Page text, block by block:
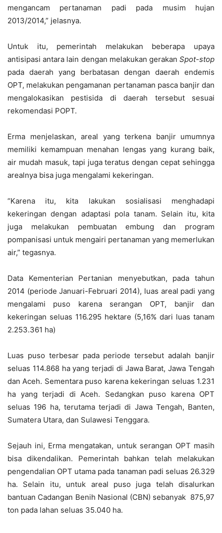
mengancam pertanaman padi pada musim hujan
2013/2014,” jelasnya.
Untuk itu, pemerintah melakukan beberapa upaya
antisipasi antara lain dengan melakukan gerakan Spot-stop
pada daerah yang berbatasan dengan daerah endemis
OPT, melakukan pengamanan pertanaman pasca banjir dan
mengalokasikan pestisida di daerah tersebut sesuai
rekomendasi POPT.
Erma menjelaskan, areal yang terkena banjir umumnya
memiliki kemampuan menahan lengas yang kurang baik,
air mudah masuk, tapi juga teratus dengan cepat sehingga
arealnya bisa juga mengalami kekeringan.
“Karena itu, kita lakukan sosialisasi menghadapi
kekeringan dengan adaptasi pola tanam. Selain itu, kita
juga melakukan pembuatan embung dan program
pompanisasi untuk mengairi pertanaman yang memerlukan
air,” tegasnya.
Data Kementerian Pertanian menyebutkan, pada tahun
2014 (periode Januari-Februari 2014), luas areal padi yang
mengalami puso karena serangan OPT, banjir dan
kekeringan seluas 116.295 hektare (5,16% dari luas tanam
2.253.361 ha)
Luas puso terbesar pada periode tersebut adalah banjir
seluas 114.868 ha yang terjadi di Jawa Barat, Jawa Tengah
dan Aceh. Sementara puso karena kekeringan seluas 1.231
ha yang terjadi di Aceh. Sedangkan puso karena OPT
seluas 196 ha, terutama terjadi di Jawa Tengah, Banten,
Sumatera Utara, dan Sulawesi Tenggara.
Sejauh ini, Erma mengatakan, untuk serangan OPT masih
bisa dikendalikan. Pemerintah bahkan telah melakukan
pengendalian OPT utama pada tanaman padi seluas 26.329
ha. Selain itu, untuk areal puso juga telah disalurkan
bantuan Cadangan Benih Nasional (CBN) sebanyak 875,97
ton pada lahan seluas 35.040 ha.